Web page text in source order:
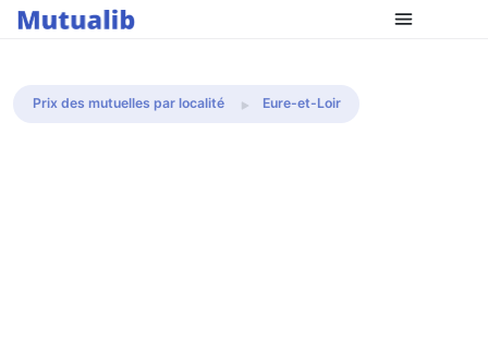
Comparer les mutuelles
Prix des mutuelles par localité Eure-et-Loir